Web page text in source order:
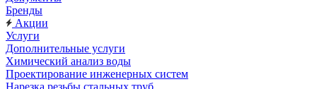
Бренды
Акции
Услуги
Дополнительные услуги
Химический анализ воды
Проектирование инженерных систем
Нарезка резьбы стальных труб